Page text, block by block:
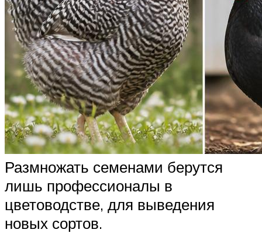
Размножать семенами берутся
лишь профессионалы в
цветоводстве, для выведения
новых сортов.